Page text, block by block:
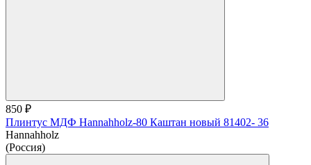
850 ₽
Плинтус МДФ Hannahholz-80 Каштан новый 81402- 36
Hannahholz
(Россия)